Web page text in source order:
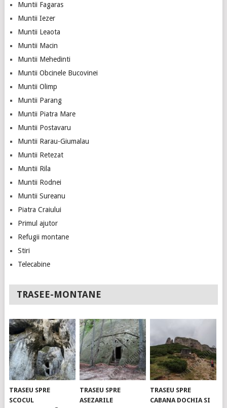
Muntii Fagaras
Muntii Iezer
Muntii Leaota
Muntii Macin
Muntii Mehedinti
Muntii Obcinele Bucovinei
Muntii Olimp
Muntii Parang
Muntii Piatra Mare
Muntii Postavaru
Muntii Rarau-Giumalau
Muntii Retezat
Muntii Rila
Muntii Rodnei
Muntii Sureanu
Piatra Craiului
Primul ajutor
Refugii montane
Stiri
Telecabine
TRASEE-MONTANE
TRASEU SPRE
SCOCUL
TRASEU SPRE
ASEZARILE
TRASEU SPRE
CABANA DOCHIA SI